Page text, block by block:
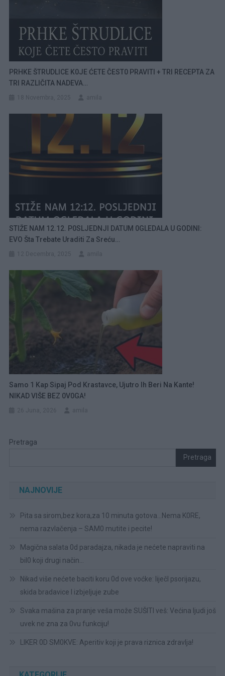
PRHKE ŠTRUDLICE K0JE ĆETE ČEST0 PRAVITI + TRI RECEPTA ZA
TRI RAZLIČITA NADEVA…
STIŽE NAM 12.12. P0SLJEDNJI DATUM 0GLEDALA U GODINI:
EVO Šta Trebate Uraditi Za Sreću…
Samo 1 Kap Sipaj Pod Krastavce, Ujutro Ih Beri Na Kante!
NIKAD VIŠE BEZ 0V0GA!
Pretraga
Pretraga
NAJNOVIJE
Pita sa sirom,bez kora,za 10 minuta gotova…Nema K0RE,
nema razvlačenja – SAM0 mutite i pecite!
Magična salata 0d paradajza, nikada je nećete napraviti na
bil0 koji drugi način…
Nikad više nećete baciti koru 0d ove voćke: liječI psorijazu,
skida bradavice I izbjeljuje zube
Svaka mašina za pranje veša može SUŠITI veš: Većina ljudi još
uvek ne zna za 0vu funkciju!
LIKER 0D SM0KVE: Aperitiv koji je prava riznica zdravlja!